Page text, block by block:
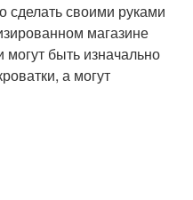
своими руками
магазине
быть изначально
а могут